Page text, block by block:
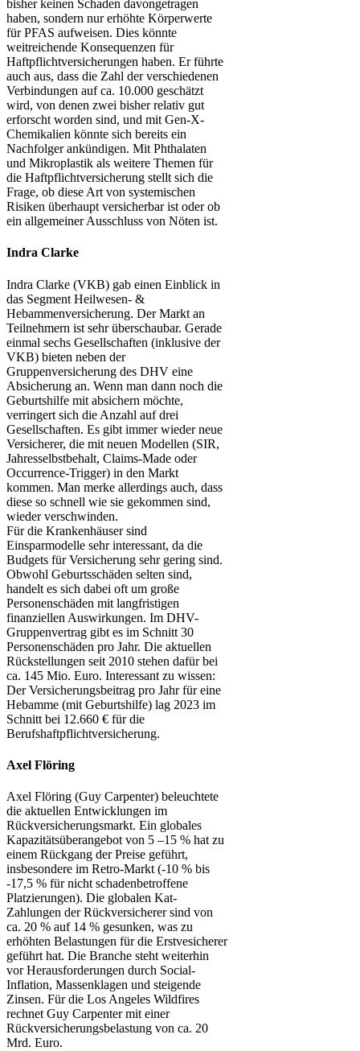
bisher keinen Schaden davongetragen
haben, sondern nur erhöhte Körperwerte
für PFAS aufweisen. Dies könnte
weitreichende Konsequenzen für
Haftpflichtversicherungen haben. Er führte
auch aus, dass die Zahl der verschiedenen
Verbindungen auf ca. 10.000 geschätzt
wird, von denen zwei bisher relativ gut
erforscht worden sind, und mit Gen-X-
Chemikalien könnte sich bereits ein
Nachfolger ankündigen. Mit Phthalaten
und Mikroplastik als weitere Themen für
die Haftpflichtversicherung stellt sich die
Frage, ob diese Art von systemischen
Risiken überhaupt versicherbar ist oder ob
ein allgemeiner Ausschluss von Nöten ist.
Indra Clarke
Indra Clarke (VKB) gab einen Einblick in
das Segment Heilwesen- &
Hebammenversicherung. Der Markt an
Teilnehmern ist sehr überschaubar. Gerade
einmal sechs Gesellschaften (inklusive der
VKB) bieten neben der
Gruppenversicherung des DHV eine
Absicherung an. Wenn man dann noch die
Geburtshilfe mit absichern möchte,
verringert sich die Anzahl auf drei
Gesellschaften. Es gibt immer wieder neue
Versicherer, die mit neuen Modellen (SIR,
Jahresselbstbehalt, Claims-Made oder
Occurrence-Trigger) in den Markt
kommen. Man merke allerdings auch, dass
diese so schnell wie sie gekommen sind,
wieder verschwinden.
Für die Krankenhäuser sind
Einsparmodelle sehr interessant, da die
Budgets für Versicherung sehr gering sind.
Obwohl Geburtsschäden selten sind,
handelt es sich dabei oft um große
Personenschäden mit langfristigen
finanziellen Auswirkungen. Im DHV-
Gruppenvertrag gibt es im Schnitt 30
Personenschäden pro Jahr. Die aktuellen
Rückstellungen seit 2010 stehen dafür bei
ca. 145 Mio. Euro. Interessant zu wissen:
Der Versicherungsbeitrag pro Jahr für eine
Hebamme (mit Geburtshilfe) lag 2023 im
Schnitt bei 12.660 € für die
Berufshaftpflichtversicherung.
Axel Flöring
Axel Flöring (Guy Carpenter) beleuchtete
die aktuellen Entwicklungen im
Rückversicherungsmarkt. Ein globales
Kapazitätsüberangebot von 5 –15 % hat zu
einem Rückgang der Preise geführt,
insbesondere im Retro-Markt (-10 % bis
-17,5 % für nicht schadenbetroffene
Platzierungen). Die globalen Kat-
Zahlungen der Rückversicherer sind von
ca. 20 % auf 14 % gesunken, was zu
erhöhten Belastungen für die Erstvesicherer
geführt hat. Die Branche steht weiterhin
vor Herausforderungen durch Social-
Inflation, Massenklagen und steigende
Zinsen. Für die Los Angeles Wildfires
rechnet Guy Carpenter mit einer
Rückversicherungsbelastung von ca. 20
Mrd. Euro.